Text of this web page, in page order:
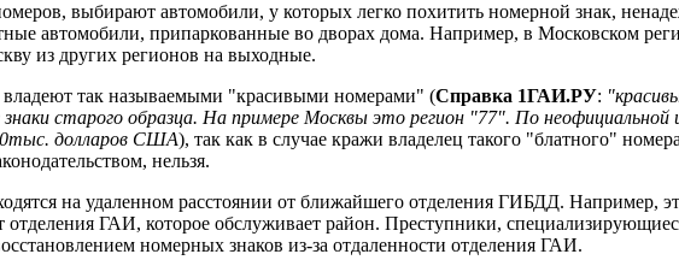
выбирают автомобили, у которых легко похитить номерной знак,
автомобили, припаркованные во дворах дома. Например, в Московском
из других регионов на выходные.
так называемыми "красивыми номерами" (Справка 1ГАИ.РУ:
старого образца. На примере Москвы это регион "77". По
долларов США), так как в случае кражи владелец такого "блатного"
нельзя.
на удаленном расстоянии от ближайшего отделения ГИБДД. Например,
отделения ГАИ, которое обслуживает район. Преступники,
номерных знаков из-за отдаленности отделения ГАИ.